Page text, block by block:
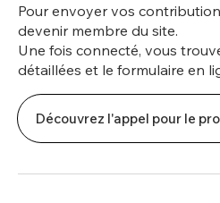
Pour envoyer vos
devenir membre du site.
Une fois connecté, vous
détaillées et le formulaire en
Découvrez l'appel pour le